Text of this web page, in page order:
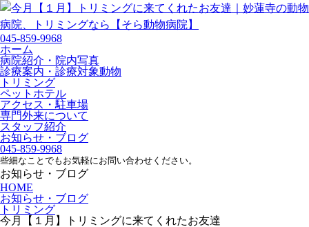
045-859-9968
ホーム
病院紹介・院内写真
診療案内・診療対象動物
トリミング
ペットホテル
アクセス・駐車場
専門外来について
スタッフ紹介
お知らせ・ブログ
045-859-9968
些細なことでもお気軽にお問い合わせください。
お知らせ・ブログ
HOME
お知らせ・ブログ
トリミング
今月【１月】トリミングに来てくれたお友達